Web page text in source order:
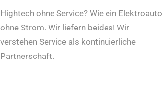
Hightech ohne Service? Wie ein Elektroauto
ohne Strom. Wir liefern beides! Wir
verstehen Service als kontinuierliche
Partnerschaft.